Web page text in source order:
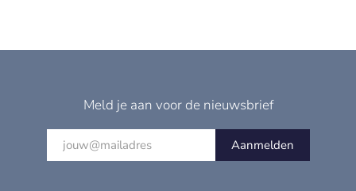
Meld je aan voor de nieuwsbrief
Aanmelden